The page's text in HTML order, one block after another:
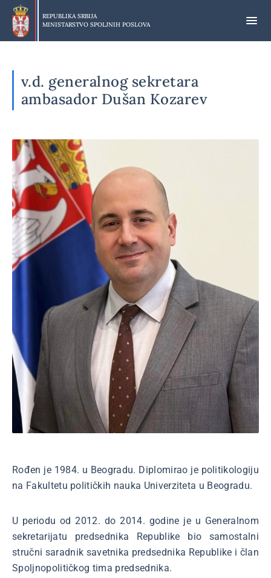
Preskoči
glavni
deo
REPUBLIKA SRBIJA
MINISTARSTVO SPOLJNIH POSLOVA
v.d. generalnog sekretara
ambasador Dušan Kozarev
Rođen je 1984. u Beogradu. Diplomirao je politikologiju
na Fakultetu političkih nauka Univerziteta u Beogradu.
U periodu od 2012. do 2014. godine je u Generalnom
sekretarijatu predsednika Republike bio samostalni
stručni saradnik savetnika predsednika Republike i član
Spoljnopolitičkog tima predsednika.